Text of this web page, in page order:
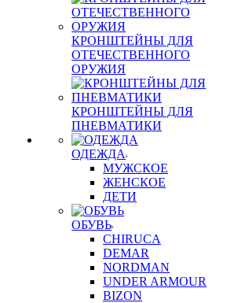
КРОНШТЕЙНЫ ДЛЯ
ОТЕЧЕСТВЕННОГО
ОРУЖИЯ
КРОНШТЕЙНЫ ДЛЯ
ПНЕВМАТИКИ
ОДЕЖДА
МУЖСКОЕ
ЖЕНСКОЕ
ДЕТИ
ОБУВЬ
CHIRUCA
DEMAR
NORDMAN
UNDER ARMOUR
BIZON